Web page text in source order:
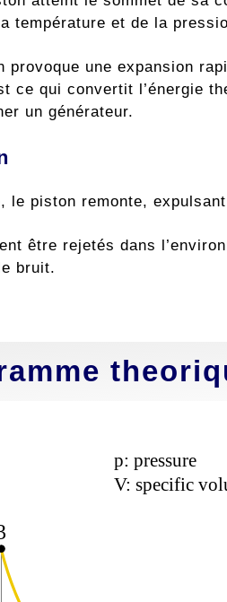
température et de la
provoque une expansion
ce qui convertit l’énergie
un générateur.
le piston remonte,
être rejetés dans
bruit.